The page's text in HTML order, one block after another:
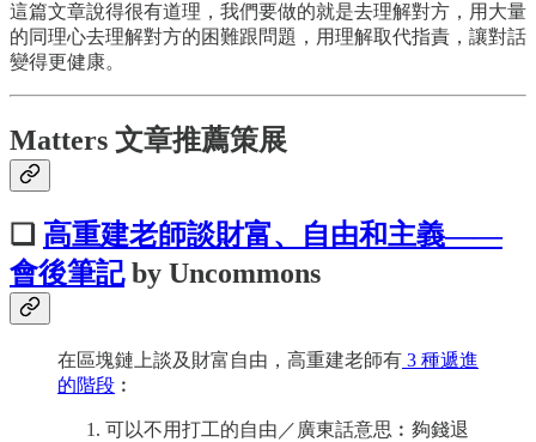
這篇文章說得很有道理，我們要做的就是去理解對方，用大量
的同理心去理解對方的困難跟問題，用理解取代指責，讓對話
變得更健康。
Matters 文章推薦策展
❏ 高重建老師談財富、自由和主義——
會後筆記by Uncommons
在區塊鏈上談及財富自由，高重建老師有 3 種遞進
的階段 ︰
可以不用打工的自由／廣東話意思︰夠錢退